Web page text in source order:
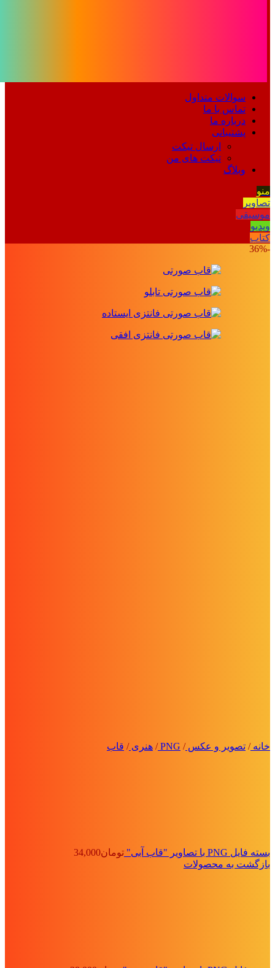
سوالات متداول
تماس با ما
درباره ما
پشتیبانی
ارسال تیکت
تیکت های من
وبلاگ
منو
تصاویر
موسیقی
ویدیو
کتاب
-36%
خانه/ تصویر و عکس/
PNG
/ هنری/ قاب
بسته فایل PNG با تصاویر "قاب آبی" تومان34,000
بازگشت به محصولات